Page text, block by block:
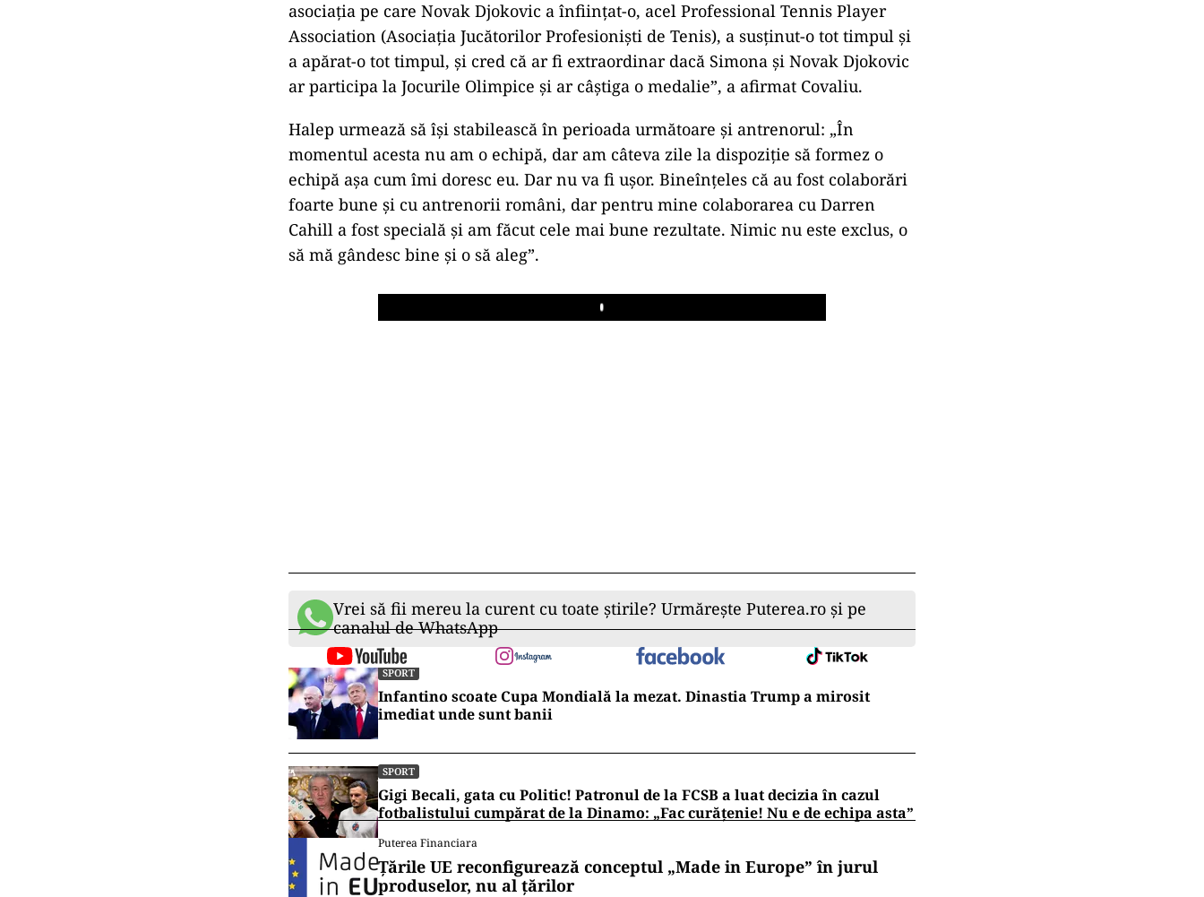
asociaţia pe care Novak Djokovic a înfiinţat-o, acel Professional Tennis Player
Association (Asociaţia Jucătorilor Profesionişti de Tenis), a susţinut-o tot timpul şi
a apărat-o tot timpul, şi cred că ar fi extraordinar dacă Simona şi Novak Djokovic
ar participa la Jocurile Olimpice şi ar câştiga o medalie”, a afirmat Covaliu.
Halep urmează să îşi stabilească în perioada următoare şi antrenorul: „În
momentul acesta nu am o echipă, dar am câteva zile la dispoziţie să formez o
echipă aşa cum îmi doresc eu. Dar nu va fi uşor. Bineînţeles că au fost colaborări
foarte bune şi cu antrenorii români, dar pentru mine colaborarea cu Darren
Cahill a fost specială şi am făcut cele mai bune rezultate. Nimic nu este exclus, o
să mă gândesc bine şi o să aleg”.
Play
Vrei să fii mereu la curent cu toate știrile? Urmărește Puterea.ro și pe
canalul de WhatsApp
SPORT
Infantino scoate Cupa Mondială la mezat. Dinastia Trump a mirosit
imediat unde sunt banii
SPORT
Gigi Becali, gata cu Politic! Patronul de la FCSB a luat decizia în cazul
fotbalistului cumpărat de la Dinamo: „Fac curățenie! Nu e de echipa asta”
Puterea Financiara
Țările UE reconfigurează conceptul „Made in Europe” în jurul
produselor, nu al țărilor